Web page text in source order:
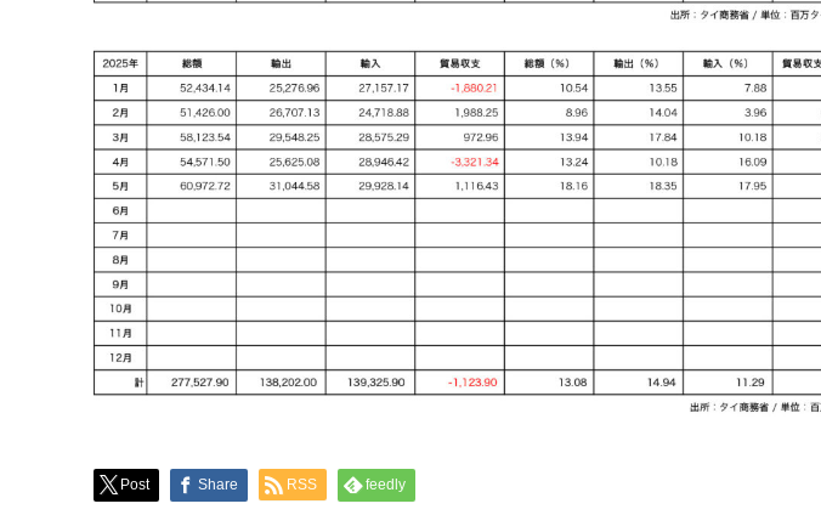
Post Share RSS feedly